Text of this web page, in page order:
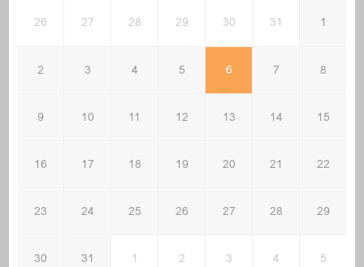
26 27 28 29 30 31 1
2 3 4 5 6 7 8
9 10 11 12 13 14 15
16 17 18 19 20 21 22
23 24 25 26 27 28 29
30 31 1 2 3 4
5